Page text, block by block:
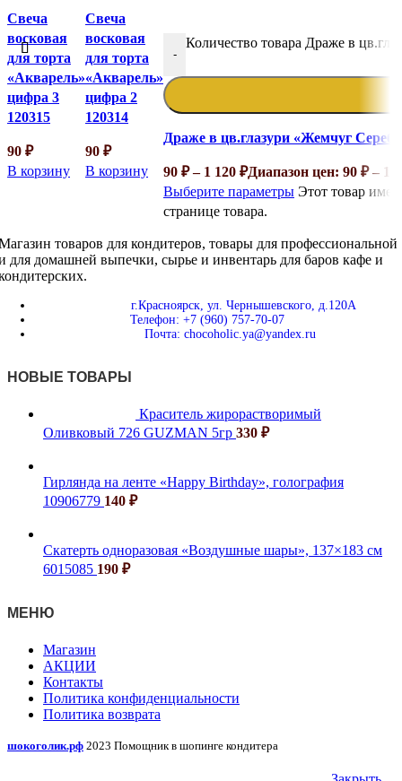
Свеча
восковая
для торта
«Акварель»
цифра 3
120315
90 ₽
В корзину
Свеча
восковая
для торта
«Акварель»
цифра 2
120314
90 ₽
В корзину
-
Количество товара Драже в
Драже в цв.глазури «Жемчуг
90 ₽ – 1 120 ₽Диапазон цен: 90 ₽ – 1
Выберите параметры Этот товар
странице товара.
товаров для кондитеров, товары для профессиональной
для домашней выпечки, сырье и инвентарь для баров кафе и
г.Красноярск, ул. Чернышевского, д.120А
Телефон: +7 (960) 757-70-07
Почта: chocoholic.ya@yandex.ru
НОВЫЕ ТОВАРЫ
Краситель жирорастворимый
Оливковый 726 GUZMAN 5гр 330 ₽
Гирлянда на ленте «Happy Birthday», голография
10906779 140 ₽
Скатерть одноразовая «Воздушные шары», 137×183 см
6015085 190 ₽
МЕНЮ
Магазин
АКЦИИ
Контакты
Политика конфиденциальности
Политика возврата
шокоголик.рф 2023 Помощник в шопинге кондитера